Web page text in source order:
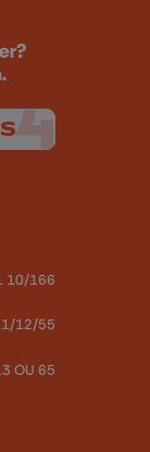
10/166
12/55
OU 65